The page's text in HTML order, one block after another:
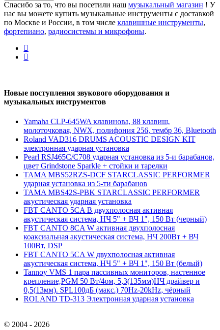
Спасибо за то, что вы посетили наш музыкальный магазин ! У
нас вы можете купить музыкальные инструменты с доставкой
по Москве и России, в том числе клавишные инструменты,
фортепиано, радиосистемы и микрофоны.
Новые поступления звукового оборудования и
музыкальных инструментов
Yamaha CLP-645WA клавинова, 88 клавиш,
молоточковая, NWX, полифония 256, тембр 36, Bluetooth
Roland VAD316 DRUMS ACOUSTIC DESIGN KIT
электронная ударная установка
Pearl RSJ465C/C708 ударная установка из 5-и барабанов,
цвет Grindstone Sparkle + стойки и тарелки
TAMA MBS52RZS-DCF STARCLASSIC PERFORMER
ударная установка из 5-ти барабанов
TAMA MBS42S-PBK STARCLASSIC PERFORMER
акустическая ударная установка
FBT CANTO 5CA B двухполосная активная
акустическая система, НЧ 5" + ВЧ 1", 150 Вт (черный)
FBT CANTO 8CA W активная двухполосная
коаксиальная акустическая система, НЧ 200Вт + ВЧ
100Вт, DSP
FBT CANTO 5CA W двухполосная активная
акустическая система, НЧ 5" + ВЧ 1", 150 Вт (белый)
Tannoy VMS 1 пара пассивных мониторов, настенное
крепление,PGM 50 Вт/4ом, 5,3(135мм)НЧ драйвер и
0,5(13мм). SPL100дБ (макс.) 70Hz-20kHz, чёрный
ROLAND TD-313 Электронная ударная установка
© 2004 - 2026